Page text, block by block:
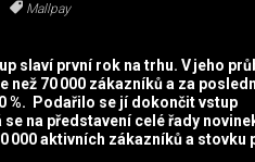
Mallpay
slaví první rok na trhu. V jeho
70 000 zákazníků a za
%. Podařilo se jí dokončit vstup
na představení celé řady
000 aktivních zákazníků a stovku